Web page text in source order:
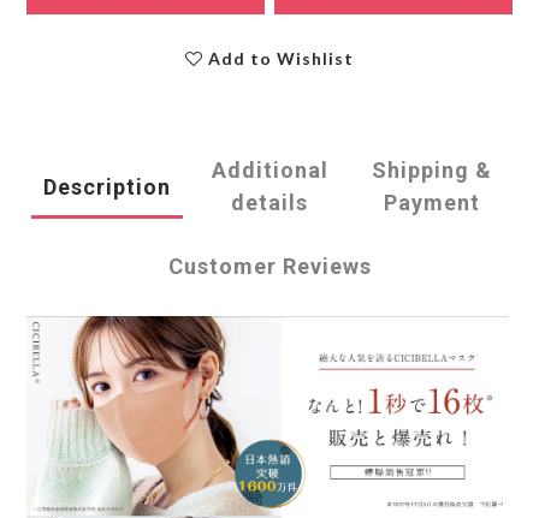
Add to Wishlist
Description
Additional
details
Shipping &
Payment
Customer Reviews